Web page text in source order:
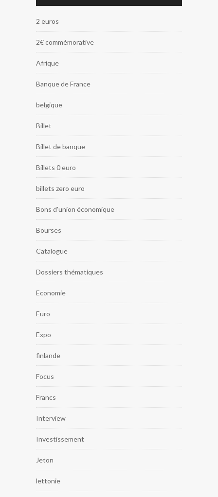
2 euros
2€ commémorative
Afrique
Banque de France
belgique
Billet
Billet de banque
Billets 0 euro
billets zero euro
Bons d'union économique
Bourses
Catalogue
Dossiers thématiques
Economie
Euro
Expo
finlande
Focus
Francs
Interview
Investissement
Jeton
lettonie